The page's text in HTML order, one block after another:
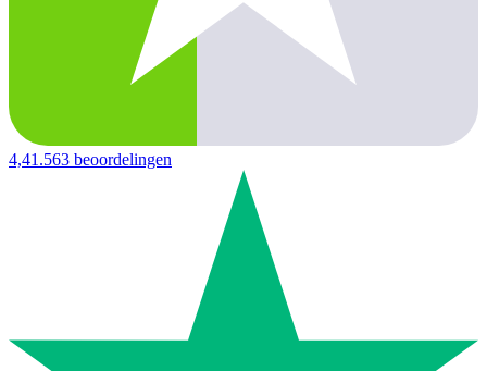
4,41.563 beoordelingen